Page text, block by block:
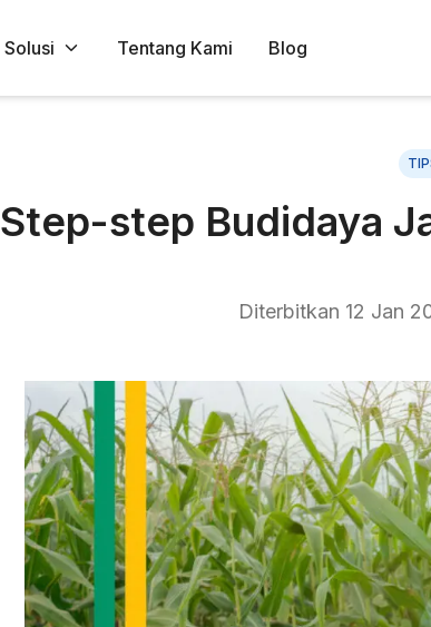
Solusi Tentang Kami Blog
Step-step Budidaya
Diterbitkan 12 Jan